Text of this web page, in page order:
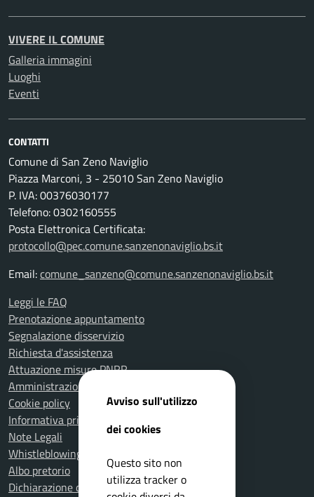
VIVERE IL COMUNE
Galleria immagini
Luoghi
Eventi
CONTATTI
Comune di San Zeno Naviglio
Piazza Marconi, 3 - 25010 San Zeno Naviglio
P. IVA: 00376030177
Telefono: 0302160555
Posta Elettronica Certificata:
protocollo@pec.comune.sanzenonaviglio.bs.it
Email:comune_sanzeno@comune.sanzenonaviglio.bs.it
Leggi le FAQ
Prenotazione appuntamento
Segnalazione disservizio
Richiesta d'assistenza
Attuazione misure PNRR
Amministrazione trasparente
Cookie policy
Informativa privacy
Note Legali
Whistleblowing
Albo pretorio
Dichiarazione di accessibilità
Avviso sull'utilizzo
dei cookies
Questo sito non
utilizza tracker o